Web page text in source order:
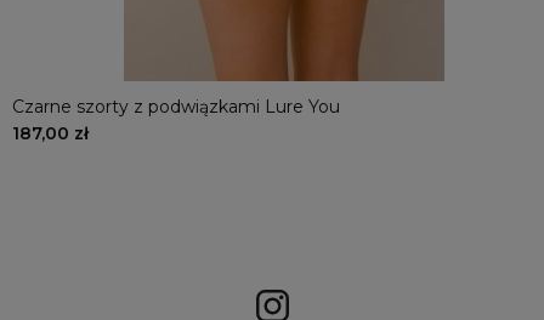
Czarne szorty z podwiązkami Lure You
187,00 zł